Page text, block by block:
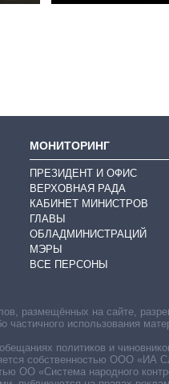
МОНИТОРИНГ
ПРЕЗИДЕНТ И ОФИС
ВЕРХОВНАЯ РАДА
КАБИНЕТ МИНИСТРОВ
ГЛАВЫ
ОБЛАДМИНИСТРАЦИЙ
МЭРЫ
ВСЕ ПЕРСОНЫ
размещённых на сайте,
частичного использования
политиков и
собственностью ООО «ИА
ОО «Система народного